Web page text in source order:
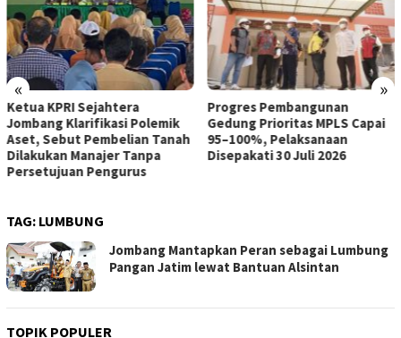
« »
Polemik
Tanah
Tanpa
Progres Pembangunan
Gedung Prioritas MPLS Capai
95–100%, Pelaksanaan
Disepakati 30 Juli 2026
DPPKB PPPA
Duta GenRe
Kenakalan
TAG: LUMBUNG
Jombang Mantapkan Peran sebagai Lumbung
Pangan Jatim lewat Bantuan Alsintan
TOPIK POPULER